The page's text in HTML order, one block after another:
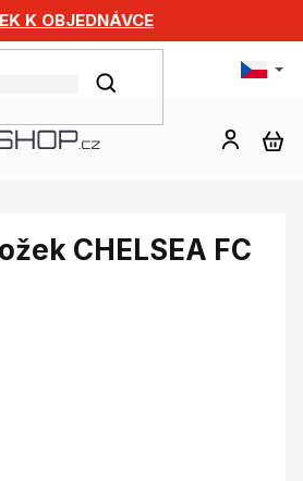
K OBJEDNÁVCE
HLEDAT
CHELSEA FC